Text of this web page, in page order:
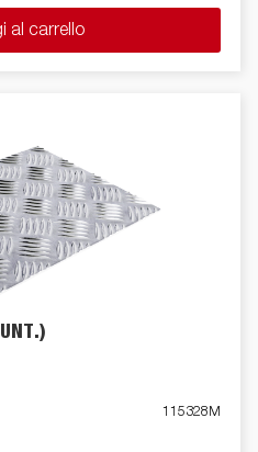
al carrello
115328M